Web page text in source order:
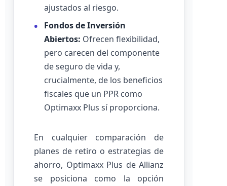
ajustados al riesgo.
Fondos de Inversión
Abiertos: Ofrecen flexibilidad,
pero carecen del componente
de seguro de vida y,
crucialmente, de los beneficios
fiscales que un PPR como
Optimaxx Plus sí proporciona.
En cualquier comparación de
planes de retiro o estrategias de
ahorro, Optimaxx Plus de Allianz
se posiciona como la opción